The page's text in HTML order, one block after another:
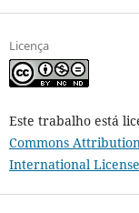
Licença
Este trabalho está
Commons
International License